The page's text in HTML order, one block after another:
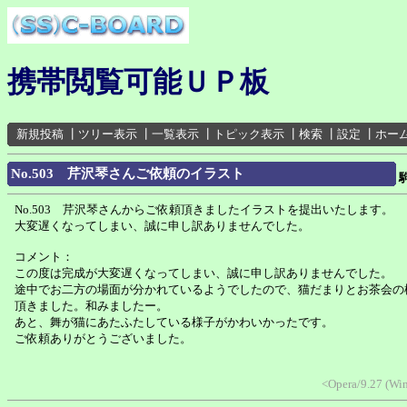
携帯閲覧可能ＵＰ板
新規投稿 ツリー表示 一覧表示 トピック表示 検索 設定 ホー
No.503 芹沢琴さんご依頼のイラスト
No.503 芹沢琴さんからご依頼頂きましたイラストを提出いたします。
大変遅くなってしまい、誠に申し訳ありませんでした。
コメント：
この度は完成が大変遅くなってしまい、誠に申し訳ありませんでした。
途中でお二方の場面が分かれているようでしたので、猫だまりとお茶会
頂きました。和みましたー。
あと、舞が猫にあたふたしている様子がかわいかったです。
ご依頼ありがとうございました。
<Opera/9.27